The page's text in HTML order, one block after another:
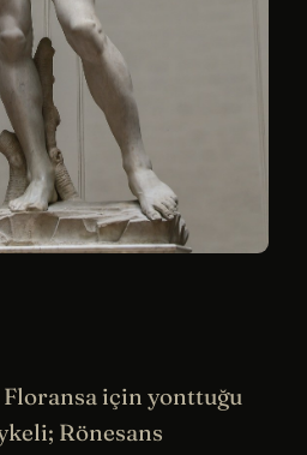
için yonttuğu
Rönesans